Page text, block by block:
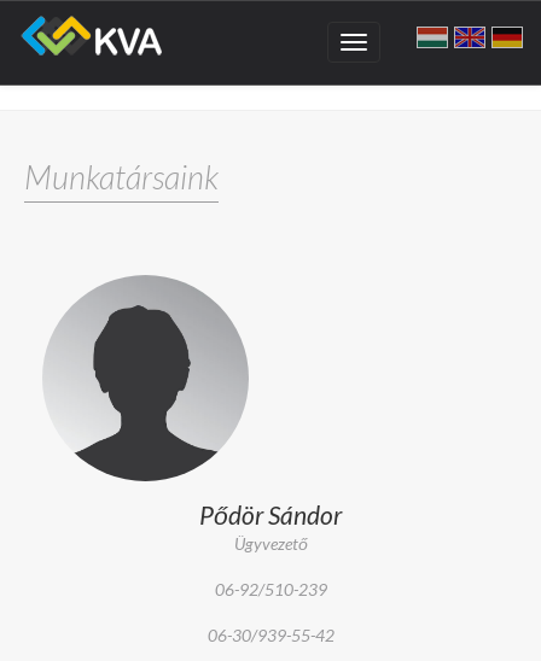
Toggle
Munkatársaink
Pődör Sándor
Ügyvezető
06-92/510-239
06-30/939-55-42